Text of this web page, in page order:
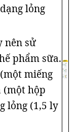
lỏng
nên sử
phẩm sữa.
miếng
(một hộp
lỏng (1,5 ly